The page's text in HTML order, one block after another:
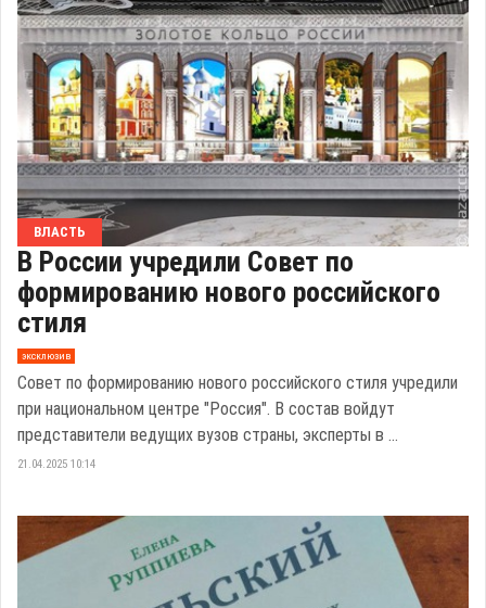
ВЛАСТЬ
В России учредили Совет по
формированию нового российского
стиля
эксклюзив
Совет по формированию нового российского стиля учредили
при национальном центре "Россия". В состав войдут
представители ведущих вузов страны, эксперты в ...
21.04.2025 10:14